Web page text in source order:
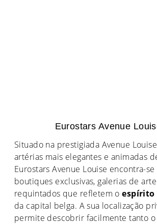
Eurostars Avenue
Situado na prestigiada Avenue
artérias mais elegantes e animadas
Eurostars Avenue Louise encontra-
boutiques exclusivas, galerias de
requintados que refletem oespírito
da capital belga. A sua localização
permite descobrir facilmente tanto o